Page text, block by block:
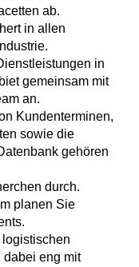
ab.
in allen
in
gemeinsam mit
an.
Kundenterminen,
sowie die
gehören
durch.
planen Sie
dabei eng mit